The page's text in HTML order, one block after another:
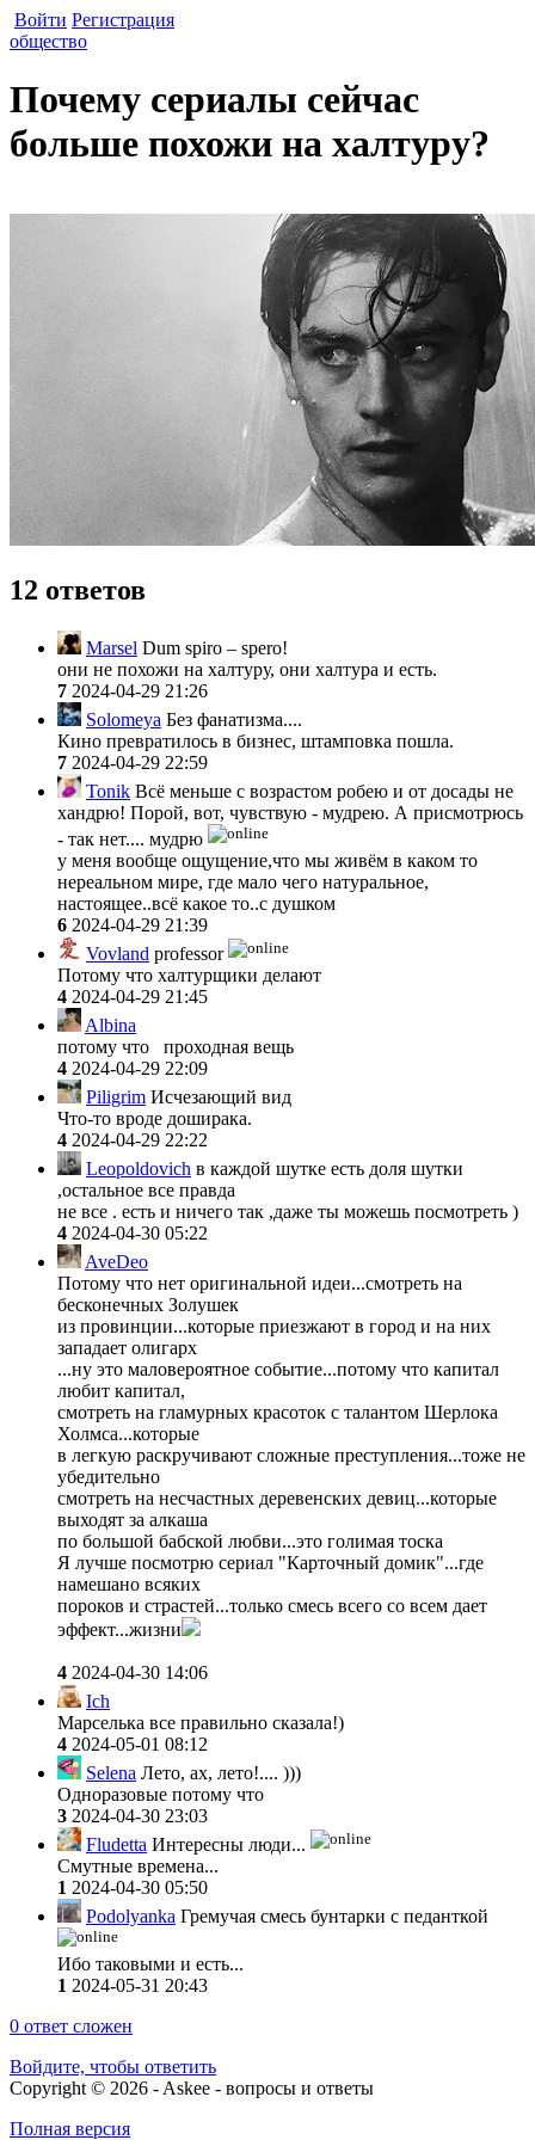
Войти Регистрация
общество
Почему сериалы сейчас
больше похожи на халтуру?
12 ответов
Marsel Dum spiro – spero!
они не похожи на халтуру, они халтура и есть.
7 2024-04-29 21:26
Solomeya Без фанатизма....
Кино превратилось в бизнес, штамповка пошла.
7 2024-04-29 22:59
Tonik Всё меньше с возрастом робею и от досады не
хандрю! Порой, вот, чувствую - мудрею. А присмотрюсь
- так нет.... мудрю
у меня вообще ощущение,что мы живём в каком то
нереальном мире, где мало чего натуральное,
настоящее..всё какое то..с душком
6 2024-04-29 21:39
Vovland professor
Потому что халтурщики делают
4 2024-04-29 21:45
Albina
потому что проходная вещь
4 2024-04-29 22:09
Piligrim Исчезающий вид
Что-то вроде доширака.
4 2024-04-29 22:22
Leopoldovich в каждой шутке есть доля шутки
,остальное все правда
не все . есть и ничего так ,даже ты можешь посмотреть )
4 2024-04-30 05:22
AveDeo
Потому что нет оригинальной идеи...смотреть на
бесконечных Золушек
из провинции...которые приезжают в город и на них
западает олигарх
...ну это маловероятное событие...потому что капитал
любит капитал,
смотреть на гламурных красоток с талантом Шерлока
Холмса...которые
в легкую раскручивают сложные преступления...тоже не
убедительно
смотреть на несчастных деревенских девиц...которые
выходят за алкаша
по большой бабской любви...это голимая тоска
Я лучше посмотрю сериал "Карточный домик"...где
намешано всяких
пороков и страстей...только смесь всего со всем дает
эффект...жизни
4 2024-04-30 14:06
Ich
Марселька все правильно сказала!)
4 2024-05-01 08:12
Selena Лето, ах, лето!.... )))
Одноразовые потому что
3 2024-04-30 23:03
Fludetta Интересны люди...
Смутные времена...
1 2024-04-30 05:50
Podolyanka Гремучая смесь бунтарки с педанткой
Ибо таковыми и есть...
1 2024-05-31 20:43
0 ответ сложен
Войдите, чтобы ответить
Copyright © 2026 - Askee - вопросы и ответы
Полная версия